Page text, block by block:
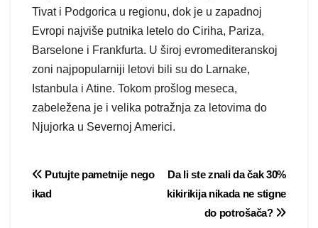
Tivat i Podgorica u regionu, dok je u zapadnoj
Evropi najviše putnika letelo do Ciriha, Pariza,
Barselone i Frankfurta. U široj evromediteranskoj
zoni najpopularniji letovi bili su do Larnake,
Istanbula i Atine. Tokom prošlog meseca,
zabeležena je i velika potražnja za letovima do
Njujorka u Severnoj Americi.
Post
Da li ste znali da čak 30%
kikirikija nikada ne stigne
do potrošača?
Putujte pametnije nego
ikad